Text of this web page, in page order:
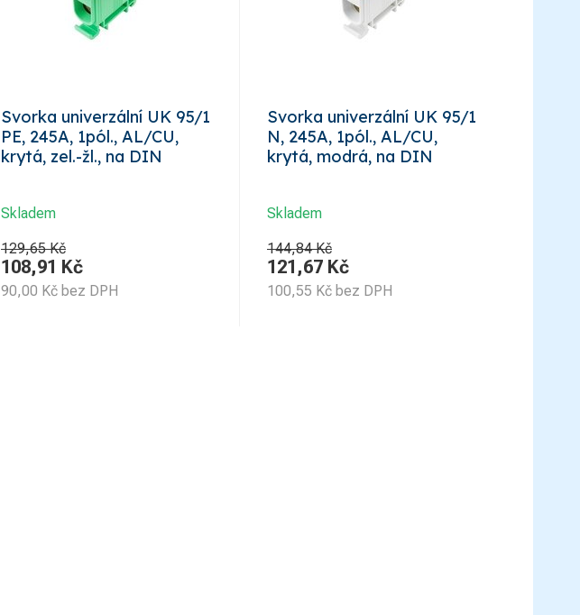
Svorka univerzální UK 95/1
PE, 245A, 1pól., AL/CU,
krytá, zel.-žl., na DIN
Skladem
129,65 Kč
108,91 Kč
90,00 Kč bez DPH
Svorka univerzální UK 95/1
N, 245A, 1pól., AL/CU,
krytá, modrá, na DIN
Skladem
144,84 Kč
121,67 Kč
100,55 Kč bez DPH